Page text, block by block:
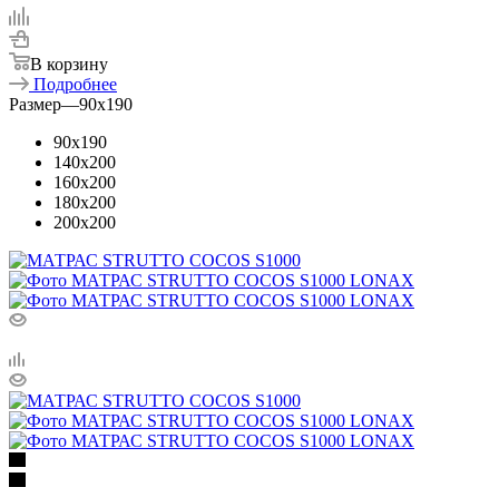
В корзину
Подробнее
Размер—90x190
90x190
140x200
160x200
180x200
200x200